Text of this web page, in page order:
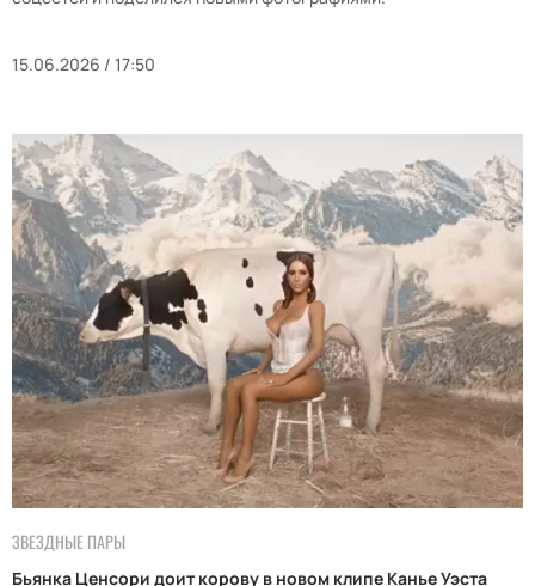
15.06.2026 / 17:50
ЗВЕЗДНЫЕ ПАРЫ
Бьянка Ценсори доит корову в новом клипе Канье Уэста